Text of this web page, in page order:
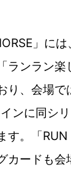
」に
ランラン
り、会場で
ンに同シ
す。「RUN
カードも